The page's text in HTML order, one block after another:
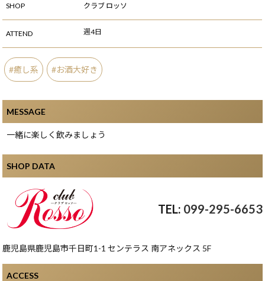
SHOP クラブ ロッソ
ATTEND 週4日
癒し系 お酒大好き
MESSAGE
一緒に楽しく飲みましょう
SHOP DATA
099-295-6653
鹿児島県鹿児島市千日町1-1 センテラス 南アネックス 5F
ACCESS